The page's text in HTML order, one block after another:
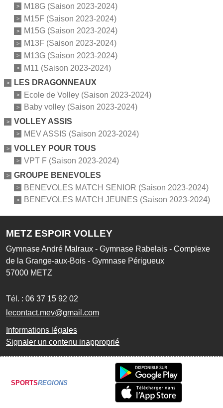
M18G (Saison 2023-2024)
M15F (Saison 2023-2024)
M15G (Saison 2023-2024)
M13F (Saison 2023-2024)
M13G (Saison 2023-2024)
M11 (Saison 2023-2024)
LES DRAGONNEAUX
Ecole de Volley (Saison 2023-2024)
Baby volley (Saison 2023-2024)
VOLLEY ASSIS
MEV ASSIS (Saison 2023-2024)
VOLLEY POUR TOUS
VPT F (Saison 2023-2024)
GROUPE BENEVOLES
BENEVOLES MATCH SENIOR (Saison 2023-2024)
BENEVOLES MATCH JEUNES (Saison 2023-2024)
METZ ESPOIR VOLLEY
Gymnase André Malraux - Gymnase Rabelais - Complexe
de la Grange-aux-Bois - Gymnase Périgueux
57000 METZ
Tél. : 06 37 15 92 02
lecontact.mev@gmail.com
Informations légales
Signaler un contenu inapproprié
SPORTSREGIONS